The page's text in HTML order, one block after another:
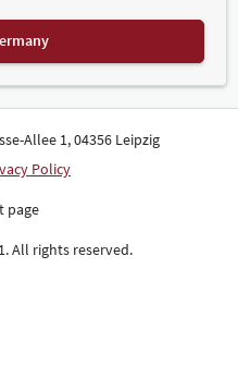
Allee 1, 04356 Leipzig
Policy
page
All rights reserved.